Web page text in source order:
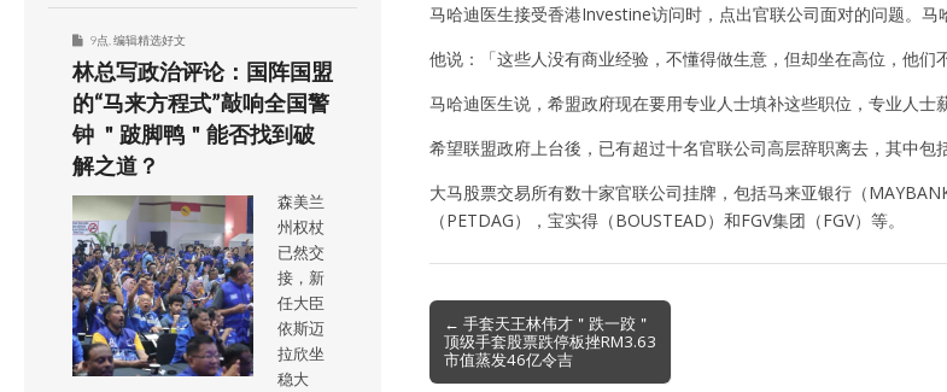
马哈迪医生接受香港Investine访问时，点出官联公司面对的问题。
他说：「这些人没有商业经验，不懂得做生意，但却坐在高位，他
马哈迪医生说，希盟政府现在要用专业人士填补这些职位，专业人士
希望联盟政府上台後，已有超过十名官联公司高层辞职离去，其中包
大马股票交易所有数十家官联公司挂牌，包括马来亚银行（
（PETDAG），宝实得（BOUSTEAD）和FGV集团（FGV）等。
Post
navigation
← 手套天王林伟才＂跌一跤＂
顶级手套股票跌停板挫RM3.63
市值蒸发46亿令吉
9点 编辑精选好文
林总写政治评论：国阵国盟
的“马来方程式”敲响全国警
钟 ＂跛脚鸭＂能否找到破
解之道？
森美兰
州权杖
已然交
接，新
任大臣
依斯迈
拉欣坐
稳大